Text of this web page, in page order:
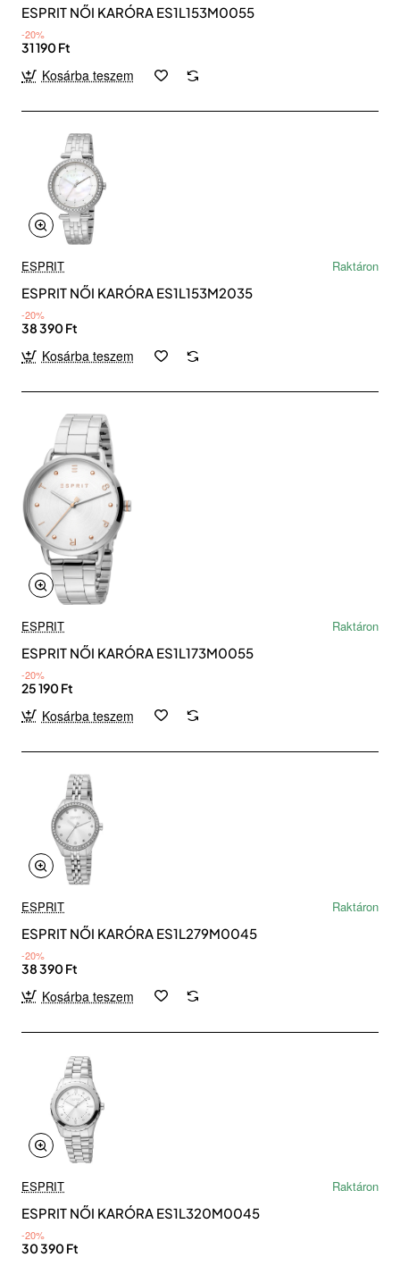
ESPRIT NŐI KARÓRA ES1L153M0055
-20%
31 190 Ft
Kosárba teszem
ESPRIT
Raktáron
ESPRIT NŐI KARÓRA ES1L153M2035
-20%
38 390 Ft
Kosárba teszem
ESPRIT
Raktáron
ESPRIT NŐI KARÓRA ES1L173M0055
-20%
25 190 Ft
Kosárba teszem
ESPRIT
Raktáron
ESPRIT NŐI KARÓRA ES1L279M0045
-20%
38 390 Ft
Kosárba teszem
ESPRIT
Raktáron
ESPRIT NŐI KARÓRA ES1L320M0045
-20%
30 390 Ft